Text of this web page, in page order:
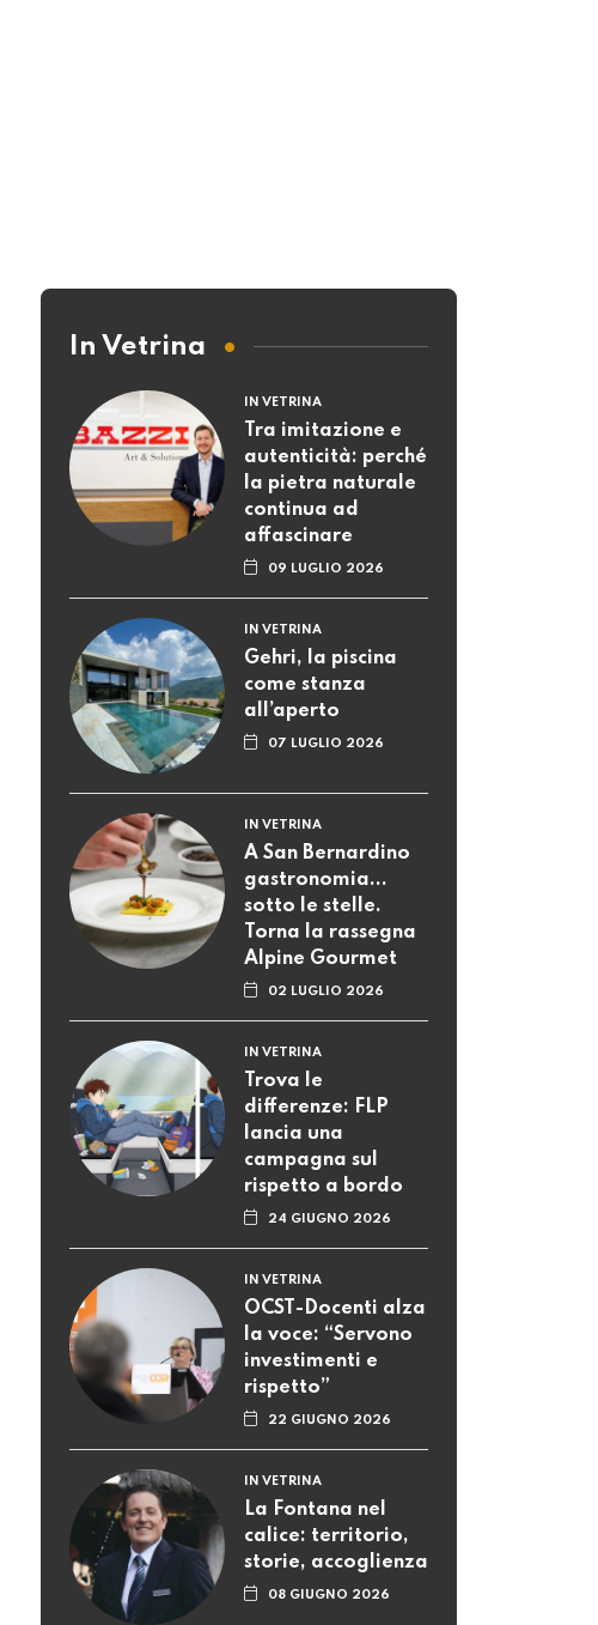
In Vetrina
IN VETRINA
Tra imitazione e
autenticità: perché
la pietra naturale
continua ad
affascinare
09 LUGLIO 2026
IN VETRINA
Gehri, la piscina
come stanza
all’aperto
07 LUGLIO 2026
IN VETRINA
A San Bernardino
gastronomia...
sotto le stelle.
Torna la rassegna
Alpine Gourmet
02 LUGLIO 2026
IN VETRINA
Trova le
differenze: FLP
lancia una
campagna sul
rispetto a bordo
24 GIUGNO 2026
IN VETRINA
OCST-Docenti alza
la voce: “Servono
investimenti e
rispetto”
22 GIUGNO 2026
IN VETRINA
La Fontana nel
calice: territorio,
storie, accoglienza
08 GIUGNO 2026